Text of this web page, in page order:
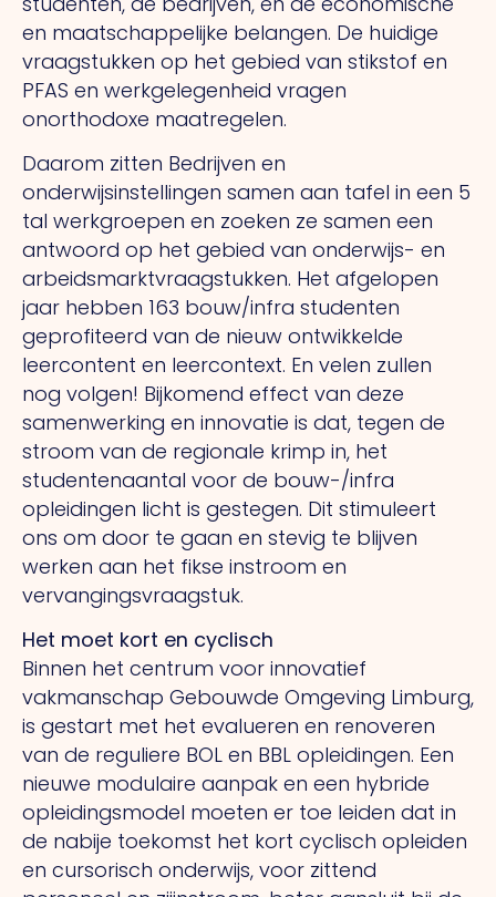
en maatschappelijke belangen. De huidige
vraagstukken op het gebied van stikstof en
PFAS en werkgelegenheid vragen
onorthodoxe maatregelen.
Daarom zitten Bedrijven en
onderwijsinstellingen samen aan tafel in een 5
tal werkgroepen en zoeken ze samen een
antwoord op het gebied van onderwijs- en
arbeidsmarktvraagstukken. Het afgelopen
jaar hebben 163 bouw/infra studenten
geprofiteerd van de nieuw ontwikkelde
leercontent en leercontext. En velen zullen
nog volgen! Bijkomend effect van deze
samenwerking en innovatie is dat, tegen de
stroom van de regionale krimp in, het
studentenaantal voor de bouw-/infra
opleidingen licht is gestegen. Dit stimuleert
ons om door te gaan en stevig te blijven
werken aan het fikse instroom en
vervangingsvraagstuk.
Het moet kort en cyclisch
Binnen het centrum voor innovatief
vakmanschap Gebouwde Omgeving Limburg,
is gestart met het evalueren en renoveren
van de reguliere BOL en BBL opleidingen. Een
nieuwe modulaire aanpak en een hybride
opleidingsmodel moeten er toe leiden dat in
de nabije toekomst het kort cyclisch opleiden
en cursorisch onderwijs, voor zittend